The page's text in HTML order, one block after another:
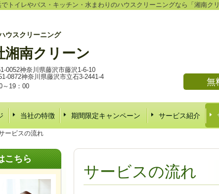
トイレやバス・キッチン・水まわりのハウスクリーニングなら「湘南ク
ウスクリーニング
湘南クリーン
神奈川県藤沢市藤沢1-6-10
0872神奈川県藤沢市立石3-2441-4
～19：00 無
当社の特徴 期間限定キャンペーン サービス紹介
ービスの流れ
サービスの流れ
こちら